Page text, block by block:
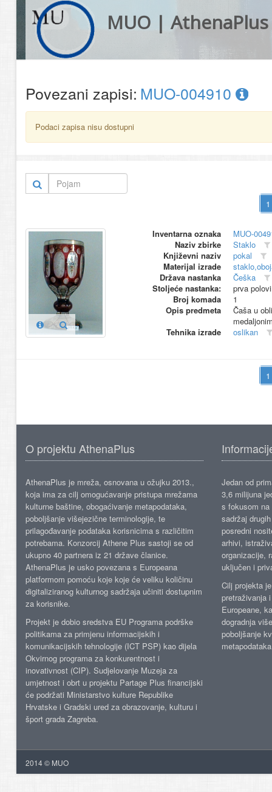
MUO | AthenaPlus
Povezani zapisi: MUO-004910
Podaci zapisa nisu dostupni
Inventarna oznaka
MUO-
Naziv zbirke
Staklo
Književni naziv
pokal
Materijal izrade
Država nastanka
Češka
Stoljeće nastanka:
prva
Broj komada
1
Opis predmeta
Čaša u
Tehnika izrade
oslikan
O projektu AthenaPlus
AthenaPlus je mreža, osnovana u ožujku 2013.,
koja ima za cilj omogućavanje pristupa mrežama
kulturne baštine, obogaćivanje metapodataka,
poboljšanje višejezične terminologije, te
prilagođavanje podataka korisnicima s različitim
potrebama. Konzorcij Athene Plus sastoji se od
ukupno 40 partnera iz 21 države članice.
AthenaPlus je usko povezana s Europeana
platformom pomoću koje koje će veliku količinu
digitaliziranog kulturnog sadržaja učiniti dostupnim
za korisnike.
Projekt je dobio sredstva EU Programa podrške
politikama za primjenu informacijskih i
komunikacijskih tehnologije (ICT PSP) kao dijela
Okvirnog programa za konkurentnost i
inovativnost (CIP). Sudjelovanje Muzeja za
umjetnost i obrt u projektu Partage Plus financijski
će podržati Ministarstvo kulture Republike
Hrvatske i Gradski ured za obrazovanje, kulturu i
šport grada Zagreba.
Jedan od
3,6 milijuna
s fokusom
sadržaj
posredni
arhivi,
organizacije,
uključen i
Cilj projekta
pretraživanja
Europeane,
dogradnja
poboljšanje
2014 © MUO